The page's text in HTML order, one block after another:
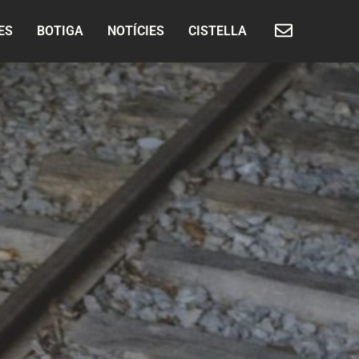
BOTIGA NOTÍCIES CISTELLA